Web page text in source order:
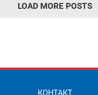
LOAD MORE POSTS
КОНТАКТ